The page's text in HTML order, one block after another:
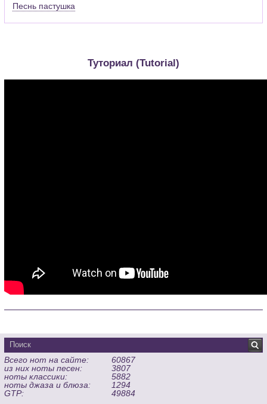
Песнь пастушка
Туториал (Tutorial)
Всего нот на сайте:
60867
из них ноты песен:
3807
ноты классики:
5882
ноты джаза и блюза:
1294
GTP:
49884